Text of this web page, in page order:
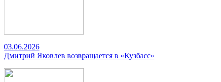
03.06.2026
Дмитрий Яковлев возвращается в «Кузбасс»